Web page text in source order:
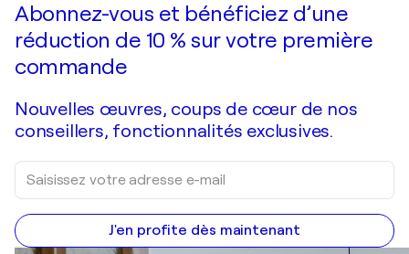
Abonnez-vous et bénéficiez d’une
réduction de 10 % sur votre première
commande
Nouvelles œuvres, coups de cœur de nos
conseillers, fonctionnalités exclusives.
J'en profite dès maintenant